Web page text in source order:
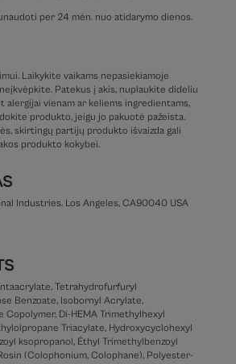
per 24 mėn. nuo atidarymo dienos.
Laikykite vaikams nepasiekiamoje
Patekus į akis, nuplaukite dideliu
alergijai vienam ar keliems ingredientams,
produkto, jeigu jo pakuotė pažeista.
skirtingų partijų produkto išvaizda gali
produkto kokybei.
Industries. Los Angeles, CA90040 USA
Tetrahydrofurfuryl
Benzoate, Isobornyl Acrylate,
Di-HEMA Trimethylhexyl
Triacylate, Hydroxycyclohexyl
ksopropanol, Éthyl Trimethylbenzoyl
(Colophonium, Colophane), Polyester-